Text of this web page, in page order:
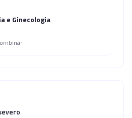
e Ginecologia